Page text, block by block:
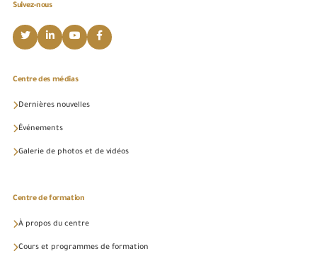
Suivez-nous
Centre des médias
Dernières nouvelles
Événements
Galerie de photos et de vidéos
Centre de formation
À propos du centre
Cours et programmes de formation